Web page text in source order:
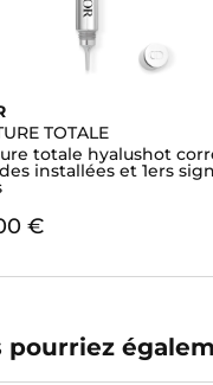
TOTALE
totale hyalushot
installées et 1ers
€
pourriez